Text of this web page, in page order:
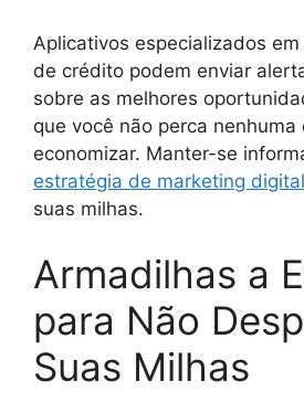
Aplicativos especializados
de crédito podem enviar
sobre as melhores
que você não perca nenhuma
economizar. Manter-se
estratégia de marketing digital
suas milhas.
Armadilhas a
para Não
Suas Milhas